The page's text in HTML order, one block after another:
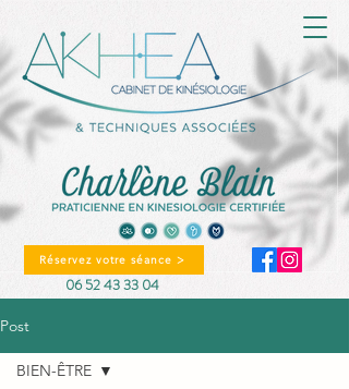
Réservez votre séance >
06 52 43 33 04
Post
BIEN-ÊTRE